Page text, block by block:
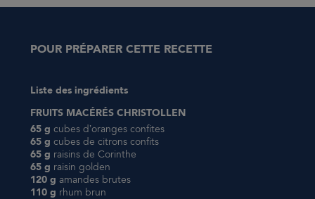
POUR PRÉPARER CETTE RECETTE
Liste des ingrédients
FRUITS MACÉRÉS CHRISTOLLEN
65 g cubes d’oranges confites
65 g cubes de citrons confits
65 g raisins de Corinthe
65 g raisin golden
120 g amandes brutes
110 g rhum brun